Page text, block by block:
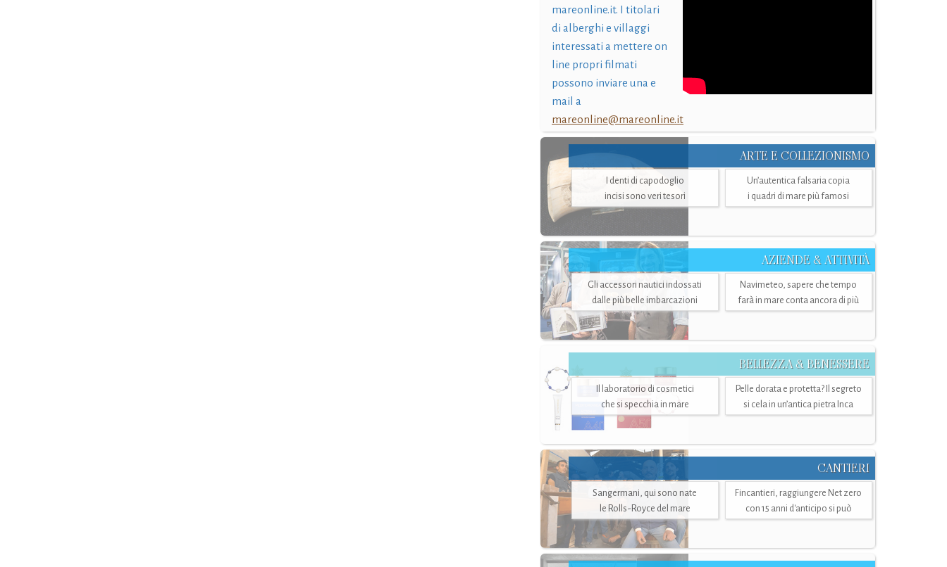
mareonline.it. I titolari
di alberghi e villaggi
interessati a mettere on
line propri filmati
possono inviare una e
mail a
mareonline@mareonline.it
ARTE E COLLEZIONISMO
I denti di capodoglio
incisi sono veri tesori
Un’autentica falsaria copia
i quadri di mare più famosi
AZIENDE & ATTIVITÀ
Gli accessori nautici indossati
dalle più belle imbarcazioni
Navimeteo, sapere che tempo
farà in mare conta ancora di più
BELLEZZA & BENESSERE
Il laboratorio di cosmetici
che si specchia in mare
Pelle dorata e protetta? Il segreto
si cela in un’antica pietra Inca
CANTIERI
Sangermani, qui sono nate
le Rolls-Royce del mare
Fincantieri, raggiungere Net zero
con 15 anni d'anticipo si può